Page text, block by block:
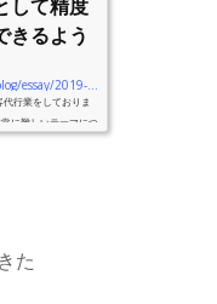
して精度
きるよう
essay/2019-12-10-decision
行業をしておりま
に難しいテーマにつ
た